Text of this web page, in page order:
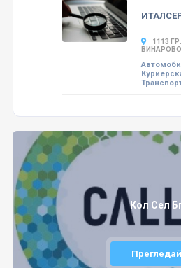
1113
Кол Сел
Прегледай